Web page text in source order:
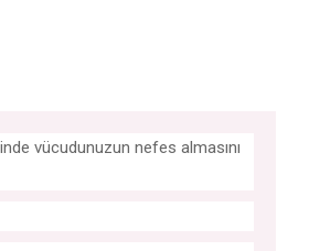
vücudunuzun nefes almasını